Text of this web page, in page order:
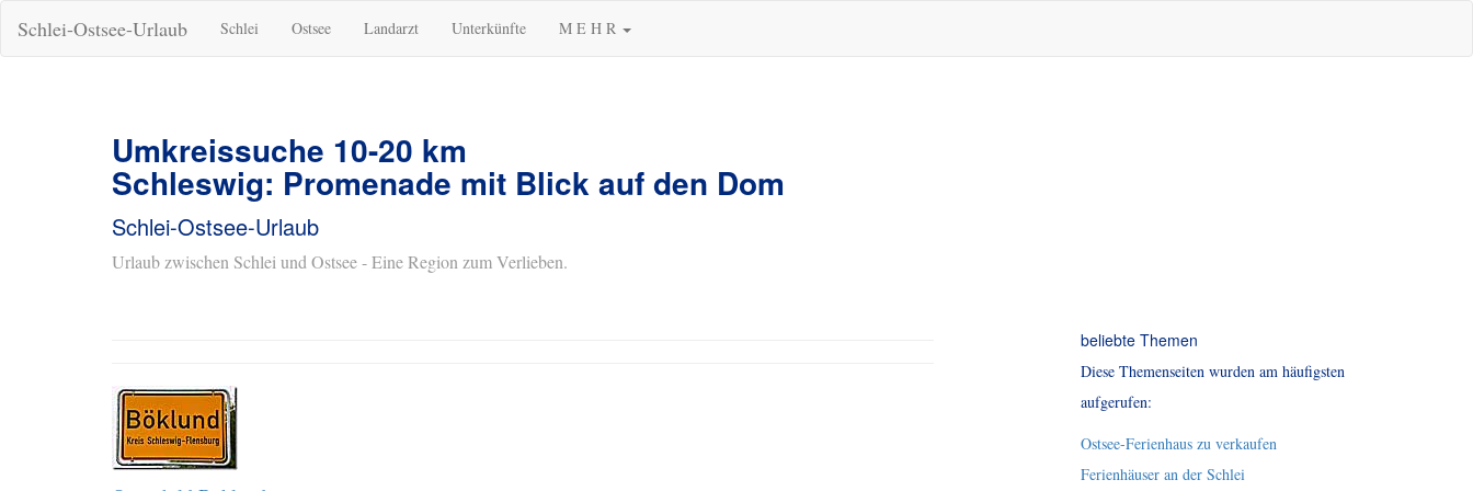
Schlei-Ostsee-Urlaub Schlei Ostsee Landarzt Unterkünfte M E H R
Umkreissuche 10-20 km
Schleswig: Promenade mit Blick auf den Dom
Schlei-Ostsee-Urlaub
Urlaub zwischen Schlei und Ostsee - Eine Region zum Verlieben.
beliebte Themen
Diese Themenseiten wurden am häufigsten
aufgerufen:
Ostsee-Ferienhaus zu verkaufen
Ferienhäuser an der Schlei